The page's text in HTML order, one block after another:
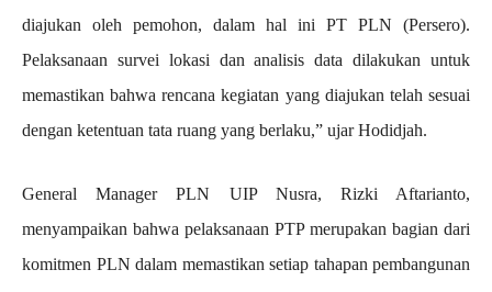
diajukan oleh pemohon, dalam hal ini PT PLN (Persero).
Pelaksanaan survei lokasi dan analisis data dilakukan untuk
memastikan bahwa rencana kegiatan yang diajukan telah sesuai
dengan ketentuan tata ruang yang berlaku,” ujar Hodidjah.
General Manager PLN UIP Nusra, Rizki Aftarianto,
menyampaikan bahwa pelaksanaan PTP merupakan bagian dari
komitmen PLN dalam memastikan setiap tahapan pembangunan